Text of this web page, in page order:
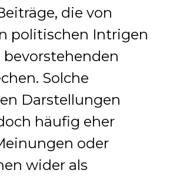
die von
politischen Intrigen
Solche
Darstellungen
häufig eher
oder
wider als